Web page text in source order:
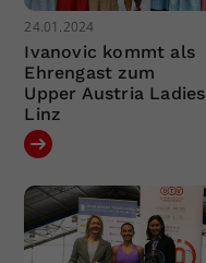
24.01.2024
Ivanovic kommt als
Ehrengast zum
Upper Austria Ladies
Linz